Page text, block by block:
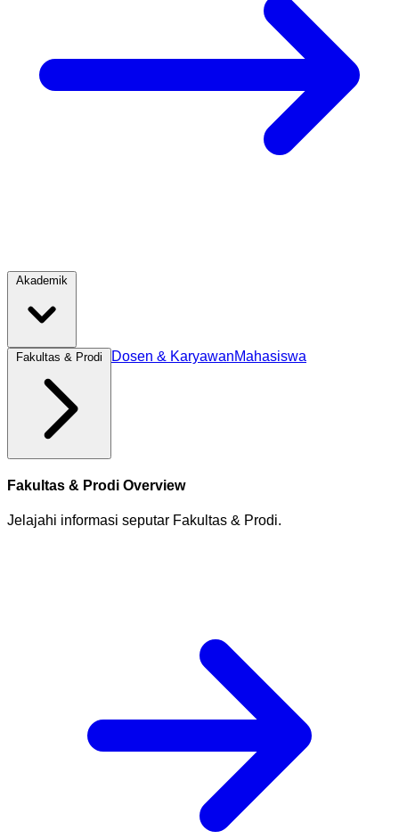
Dosen & KaryawanMahasiswa
Fakultas & Prodi Overview
Jelajahi informasi seputar Fakultas & Prodi.